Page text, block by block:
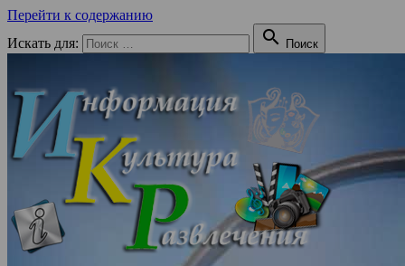
Перейти к содержанию
Искать для:
 Поиск